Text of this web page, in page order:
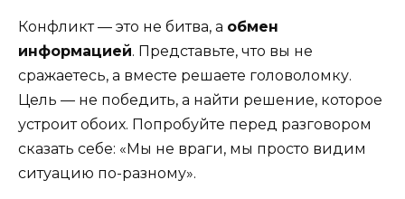
Конфликт — это не битва, а обмен
информацией. Представьте, что вы не
сражаетесь, а вместе решаете головоломку.
Цель — не победить, а найти решение, которое
устроит обоих. Попробуйте перед разговором
сказать себе: «Мы не враги, мы просто видим
ситуацию по-разному».